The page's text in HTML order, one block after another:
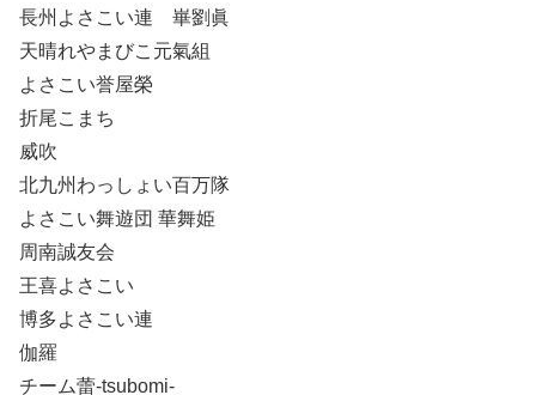
長州よさこい連 崋劉眞
天晴れやまびこ元氣組
よさこい誉屋榮
折尾こまち
威吹
北九州わっしょい百万隊
よさこい舞遊団 華舞姫
周南誠友会
王喜よさこい
博多よさこい連
伽羅
チーム蕾-tsubomi-